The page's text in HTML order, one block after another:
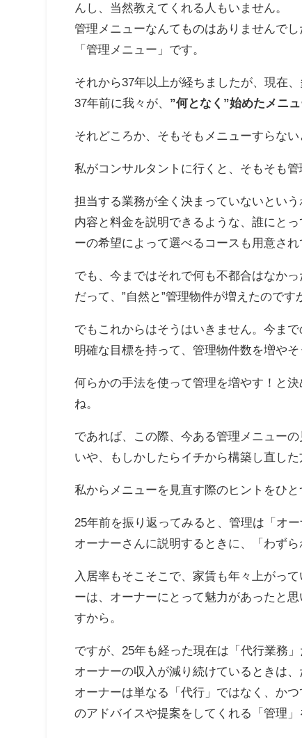
んし、当然教えてくれる人もいません。
管理メニューなんてものはありませんで
「管理メニュー」です。
それから37年以上が経ちましたが、現在
37年前に我々が、 ”何となく”始めたメニ
それどころか、そもそもメニューすらない
私がコンサルタントに行くと、そもそも
担当する業務が全く決まっていないとい
内容と料金を説明できるような、誰にと
ーの希望によって選べるコースも用意され
でも、今まではそれで何も不都合はなかっ
だって、”自然と”管理物件が増えたのです
でもこれからはそうはいきません。今ま
明確な目標を持って、管理物件数を増やそ
何らかの手法を使って管理を増やす！と
ね。
であれば、この際、今ある管理メニュー
いや、もしかしたらイチから構築し直し
私からメニューを見直す際のヒントをひと
25年前を振り返ってみると、管理は「オ
オーナーさんに説明するときに、「わず
入居率もそこそこで、家賃も年々上がっ
ーは、オーナーにとって魅力があったと
すから。
ですが、25年も経った現在は「代行業務
オーナーの収入が減り続けているときは
オーナーは単なる「代行」ではなく、か
のアドバイスや提案をしてくれる「管理」